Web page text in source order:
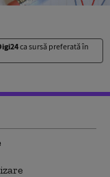
ca sursă preferată în